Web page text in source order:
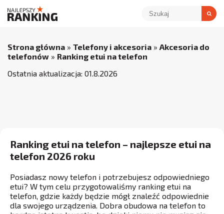
Strona główna » Telefony i akcesoria » Akcesoria do
telefonów » Ranking etui na telefon
Ostatnia aktualizacja: 01.8.2026
Ranking etui na telefon – najlepsze etui na
telefon 2026 roku
Posiadasz nowy telefon i potrzebujesz odpowiedniego
etui? W tym celu przygotowaliśmy ranking etui na
telefon, gdzie każdy będzie mógł znaleźć odpowiednie
dla swojego urządzenia. Dobra obudowa na telefon to